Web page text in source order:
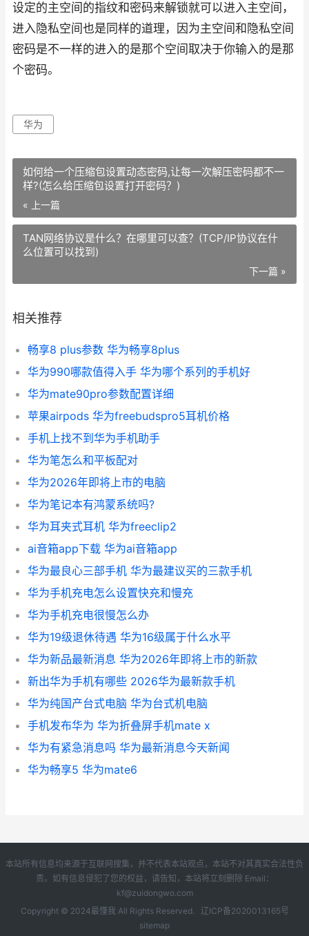
设定的主空间的指纹和密码来解锁就可以进入主空间，
进入隐私空间也是同样的道理，因为主空间和隐私空间
密码是不一样的进入的是那个空间取决于你输入的是那
个密码。
华为
如何给一个压缩包设置动态密码,让每一次解压密码都不一
样?(怎么给压缩包设置打开密码？)
« 上一篇
TAN网络协议是什么？在哪里可以查？(TCP/IP协议在什
么位置可以找到)
下一篇 »
相关推荐
畅享8 plus参数 华为畅享8plus
华为990哪款值得入手 华为哪个系列的手机好
华为mate90pro参数配置详细
苹果airpods 华为freebudspro5耳机价格
手机上找不到华为手机助手
华为笔怎么和平板配对
华为2026年即将上市的电脑
华为笔记本有鸿蒙系统吗?
华为耳夹式耳机 华为freeclip2
ai音箱app下载 华为ai音箱app
华为最良心三部手机 华为最建议买的三款手机
华为手机充电怎么设置快充和慢充
华为手机充电很慢怎么办
华为19级退休待遇 华为16级属于什么水平
华为新品最新消息 华为2026年即将上市的新款
新出华为手机有哪些 2026华为最新款手机
华为纯国产台式电脑 华为台式机电脑
手机发布华为 华为折叠屏手机mate x
华为有紧急消息吗 华为最新消息今天新闻
华为畅享5 华为mate6
本站所有信息均来源于互联网搜集，并不代表本站观点，本站不对其真实合法性负
责。如有信息侵犯了您的权益，请告知，本站将立刻删除 Email：
kf@zuidongwo.com
Copyright © 2024最懂我All Rights Reserved. 辽ICP备2020013165号
sitemap